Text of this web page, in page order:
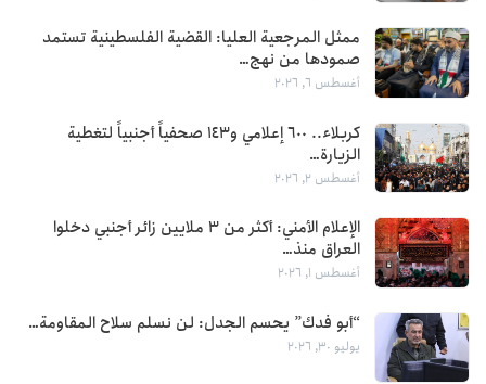
ممثل المرجعية العليا: القضية الفلسطينية تستمد
صمودها من نهج…
أغسطس 6, 2026
كربلاء.. 600 إعلامي و143 صحفياً أجنبياً لتغطية
الزيارة…
أغسطس 2, 2026
الإعلام الأمني: أكثر من 3 ملايين زائر أجنبي دخلوا
العراق منذ…
أغسطس 1, 2026
“أبو فدك” يحسم الجدل: لن نسلم سلاح المقاومة…
يوليو 30, 2026